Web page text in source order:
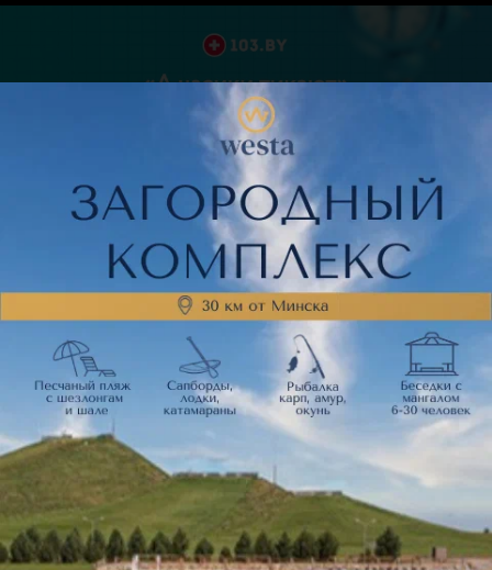
Отзывы 81
Жанна
23 апреля 2026
Отзыв подтвержден